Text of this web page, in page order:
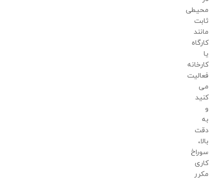
محیطی
ثابت
مانند
کارگاه
یا
کارخانه
فعالیت
می
کنید
و
به
دقت
بالا،
سوراخ
کاری
مکرر